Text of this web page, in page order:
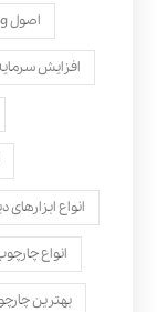
اصول Design Thinking
افزایش
انواع
انواع
بهترین